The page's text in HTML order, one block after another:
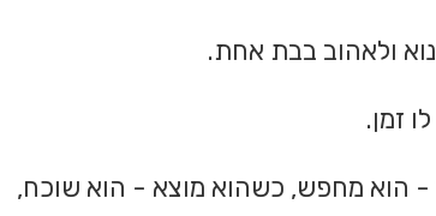
ולאהוב בבת אחת.
זמן.
הוא מחפש, כשהוא מוצא - הוא שוכח,